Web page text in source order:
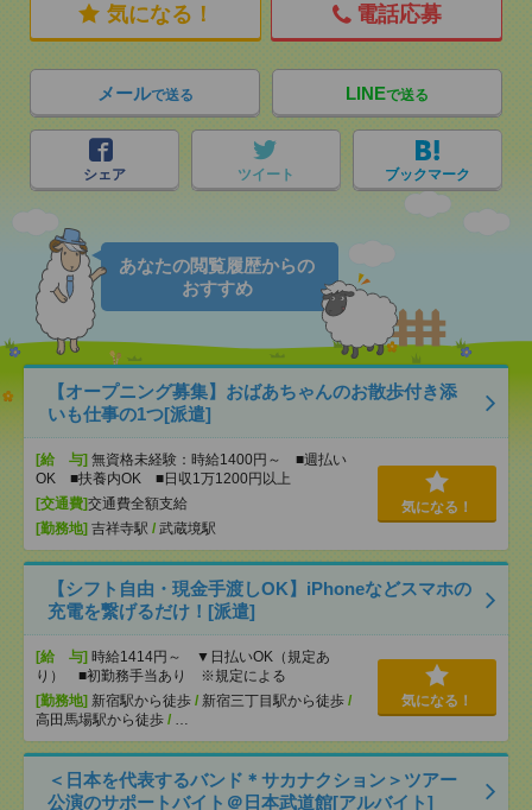
気になる！ 電話応募
メールで送る LINEで送る
シェア ツイート ブックマーク
あなたの閲覧履歴からの
おすすめ
【オープニング募集】おばあちゃんのお散歩付き添
いも仕事の1つ[派遣]
[給 与] 無資格未経験：時給1400円～ ■週払い
OK ■扶養内OK ■日収1万1200円以上
[交通費]交通費全額支給
[勤務地] 吉祥寺駅 / 武蔵境駅
気になる！
【シフト自由・現金手渡しOK】iPhoneなどスマホの
充電を繋げるだけ！[派遣]
[給 与] 時給1414円～ ▼日払いOK（規定あ
り） ■初勤務手当あり ※規定による
[勤務地] 新宿駅から徒歩 / 新宿三丁目駅から徒歩 /
高田馬場駅から徒歩 / …
気になる！
＜日本を代表するバンド＊サカナクション＞ツアー
公演のサポートバイト＠日本武道館[アルバイト]